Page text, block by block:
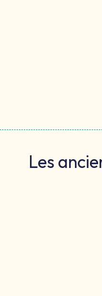
Les